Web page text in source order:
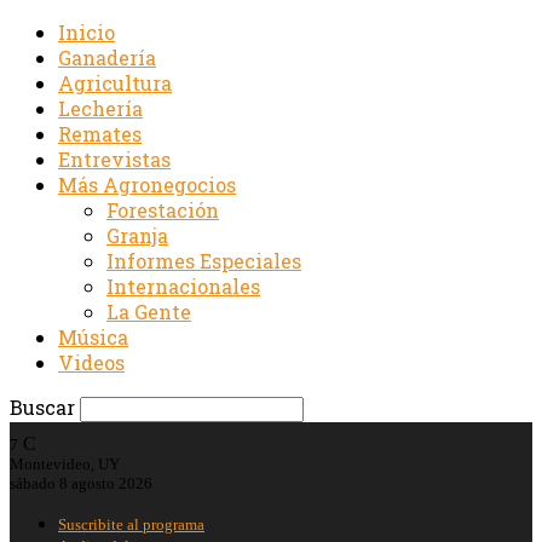
Inicio
Ganadería
Agricultura
Lechería
Remates
Entrevistas
Más Agronegocios
Forestación
Granja
Informes Especiales
Internacionales
La Gente
Música
Videos
Buscar
7 C
Montevideo, UY
sábado 8 agosto 2026
Suscribite al programa